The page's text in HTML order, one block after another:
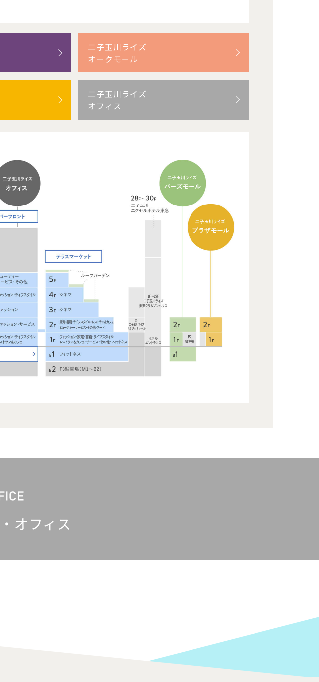
二子玉川ライズ
オークモール
二子玉川ライズ
オフィス
オフィス